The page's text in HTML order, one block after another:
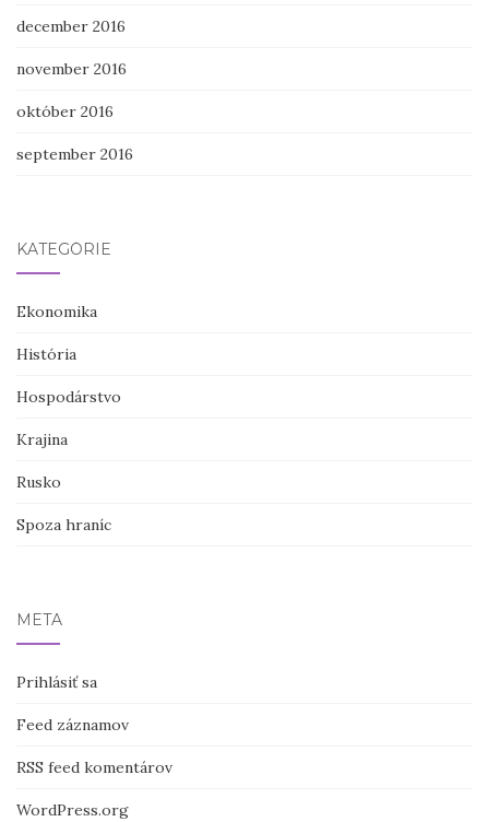
december 2016
november 2016
október 2016
september 2016
KATEGÓRIE
Ekonomika
História
Hospodárstvo
Krajina
Rusko
Spoza hraníc
META
Prihlásiť sa
Feed záznamov
RSS feed komentárov
WordPress.org